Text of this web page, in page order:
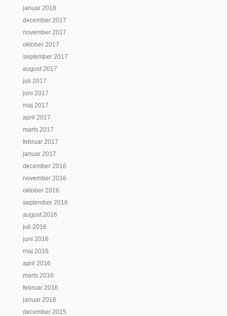
januar 2018
december 2017
november 2017
oktober 2017
september 2017
august 2017
juli 2017
juni 2017
maj 2017
april 2017
marts 2017
februar 2017
januar 2017
december 2016
november 2016
oktober 2016
september 2016
august 2016
juli 2016
juni 2016
maj 2016
april 2016
marts 2016
februar 2016
januar 2016
december 2015